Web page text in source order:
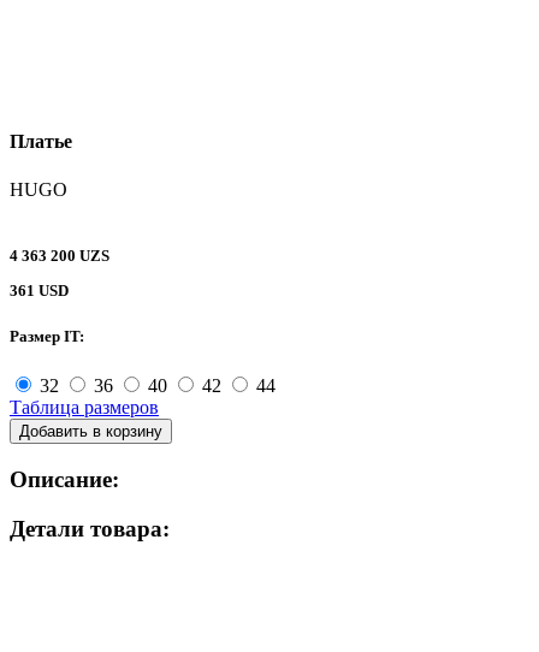
Платье
HUGO
4 363 200 UZS
361 USD
Размер IT:
32 36 40 42
44
Таблица размеров
Добавить в корзину
Описание:
Детали товара: